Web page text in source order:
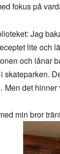
fokus på
Jag
lite och
och lånar
Men det hinner
min bror